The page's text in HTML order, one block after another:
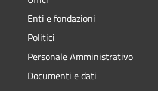
Enti e fondazioni
Politici
Personale Amministrativo
Documenti e dati